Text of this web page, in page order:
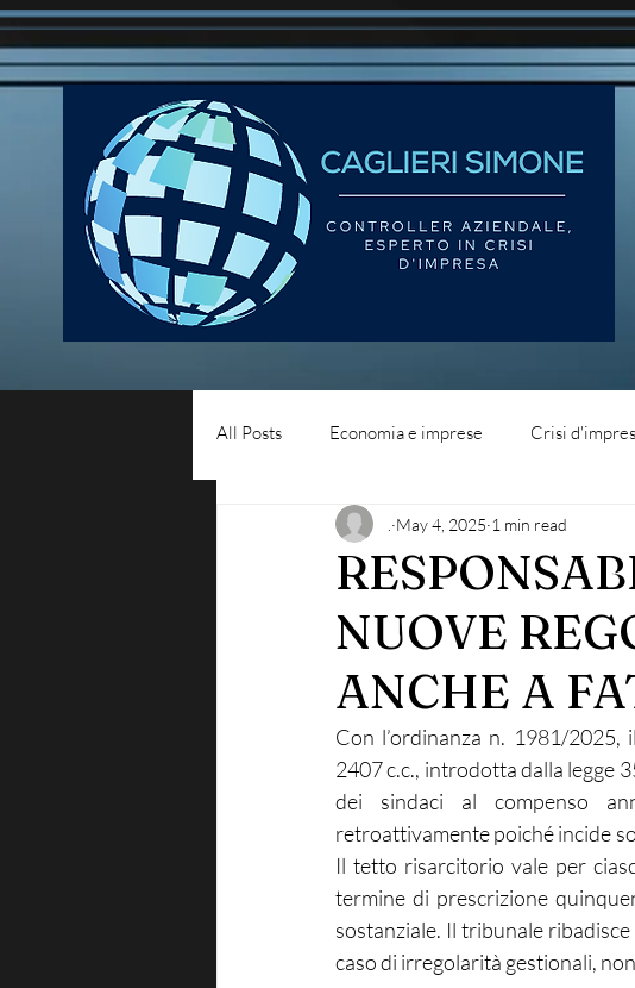
All Posts Economia e imprese Crisi
Diritto del lavoro Blog - liquidità aziendale
NUOVE
ANCHE A
May 4, 2025 1 min read
Con l’ordinanza n. 1981/2025,
2407 c.c., introdotta dalla legge
dei sindaci al compenso
retroattivamente poiché incide
Il tetto risarcitorio vale per
termine di prescrizione
sostanziale. Il tribunale
caso di irregolarità gestionali,